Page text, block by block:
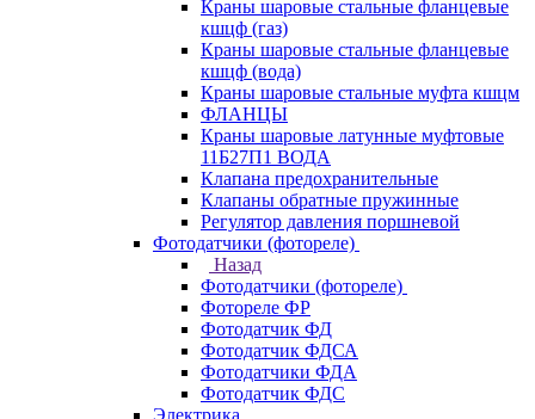
Краны шаровые стальные фланцевые
кшцф (газ)
Краны шаровые стальные фланцевые
кшцф (вода)
Краны шаровые стальные муфта кшцм
ФЛАНЦЫ
Краны шаровые латунные муфтовые
11Б27П1 ВОДА
Клапана предохранительные
Клапаны обратные пружинные
Регулятор давления поршневой
Фотодатчики (фотореле)
Назад
Фотодатчики (фотореле)
Фотореле ФР
Фотодатчик ФД
Фотодатчик ФДСА
Фотодатчики ФДА
Фотодатчик ФДС
Электрика